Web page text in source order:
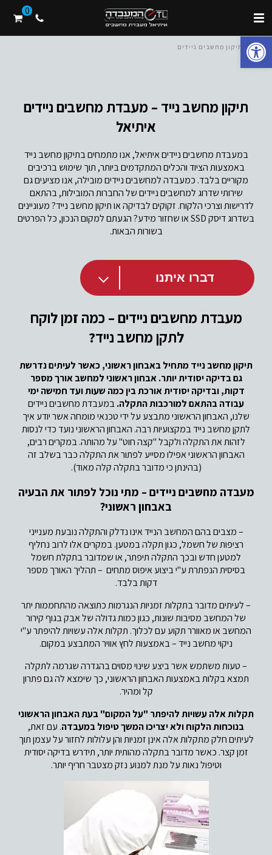
פתח סרגל נגישות
0
בית/ תיקון מחשבים ניידים
תיקון מחשב נייד – מעבדת מחשבים ניידים
איתיאל
במעבדת מחשבים ניידים איתיאל, אנו מתמחים בתיקון מחשב נייד
באמצעות הציוד והכלים המתקדמים ביותר, תוך שימוש ברכיבים
מקוריים בלבד. כמעבדה למחשבים ניידים מובילה, אנו מציעים גם
שירותי שדרוג למחשבים ניידים של החברות המובילות, בהתאם
לדרישות וצרכי הלקוח. זקוקים לבדיקה או תיקון מחשב נייד? מעוניינים
בשדרוג דיסק SSD או שחזור מידע? הגעתם למקום הנכון, כל הפרטים
בשורות הבאות.
דברו איתנו
מעבדת מחשבים ניידים – כמה זמן לוקח
לתקן מחשב נייד?
תיקון מחשב נייד מתחיל באבחון ראשוני, כאשר לעיתים נדרשת
גם בדיקה יסודית יותר. אבחון ראשוני למחשב אורך מספר
דקות, ובדיקה יסודית אורכת בין כמה שעות ועד חמישה ימי
עבודה בהתאם למורכבות התקלה.במעבדת מחשבים ניידים
שלנו, האבחון הראשוני מתבצע על ידי טכנאי מומחה אשר יודע איך
לתקן מחשב נייד במקצועיות רבה. האבחון הראשוני נועד כדי לנסות
לזהות את התקלה ולקבל "קצה חוט" על מהותה. במקרים רבים,
האבחון הראשוני אפילו מסייע לפתור את התקלה כבר בשלב זה
(בהינתן כי מדובר בתקלה קלה מאוד).
מעבדה מחשבים ניידים – מתי נוכל לפתור את הבעיה
באבחון ראשוני?
– מצבים בהם המחשב הנייד אינו נדלק והתקלה נובעת מענייני
רציפות של חשמל, כגון תקלה במטען. במקרים אלו לרוב נחליף
למטען חדש ובכך התקלה תיפתר, או שמדובר בתקלת חשמל
בסיסית הנפתרת ע"י ביצוע איפוס מתחים – תהליך האורך מספר
דקות בלבד.
– לעיתים מדובר בתקלות זמניות הנגרמות כתוצאה מהתחממות יתר
של המחשב מסיבות שונות, כגון כמות גדולה של אבק בגוף קירור
המחשב או מאוורר תקוע עם לכלוך. תקלות אלה עשויות להיפתר ע"י
ניקוי מחשב נייד – באמצעות לחץ אוויר המתבצע במקום.
– טעות משתמש אשר ביצע שינוי מסוים בהגדרה שגרמה לתקלה
תמצא בקלות באמצעות האבחון הראשוני, כך שימצא לה גם פתרון
קל ומהיר.
תקלות אלה עשויות להיפתר "על המקום" בעת האבחון הראשוני
בנוכחות הלקוח ולא יצריכו המשך טיפול במעבדה. עם זאת,
לעיתים חלק מתקלות אלה אינן זמניות והן עלולות לחזור על עצמן תוך
זמן קצר. כאשר מדובר בתקלה מהותית יותר, תידרש בדיקה יסודית
וטיפול נאות על מנת למנוע נזק מצטבר חריף יותר.